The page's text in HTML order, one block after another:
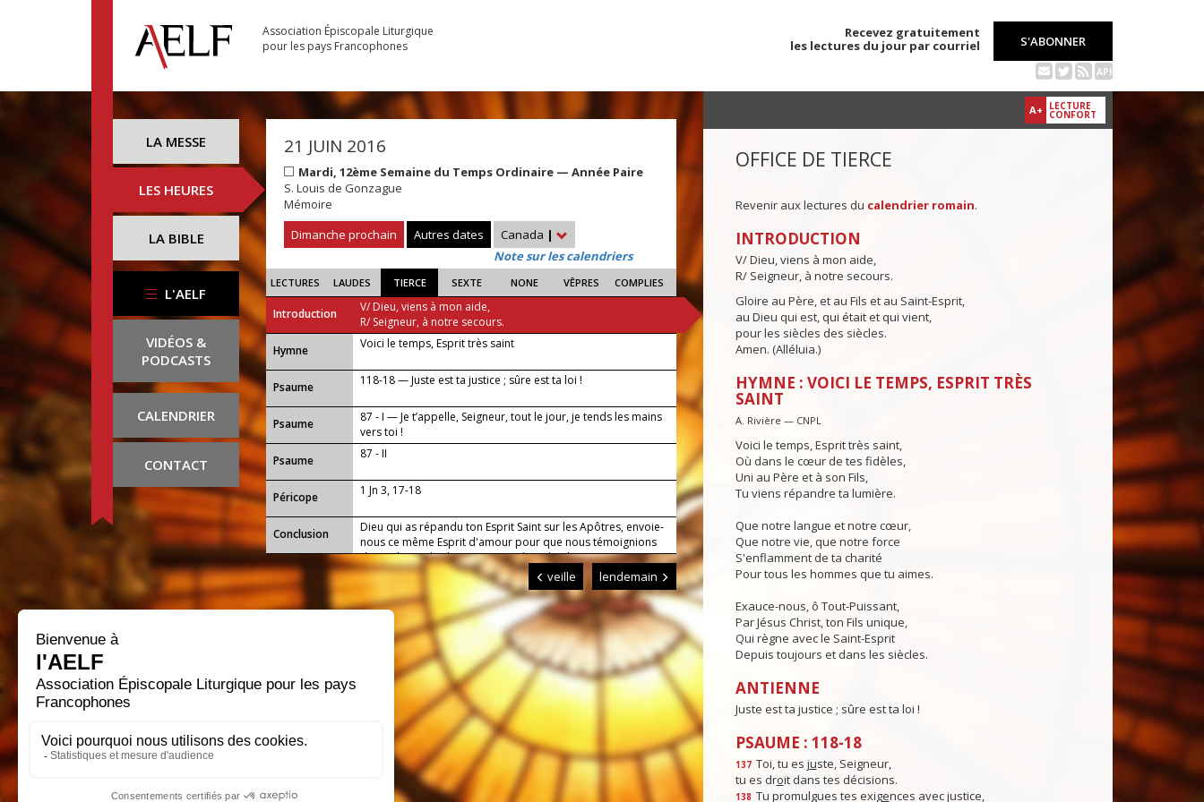
Association Épiscopale Liturgique
pour les pays Francophones
Recevez gratuitement
les lectures du jour par courriel
S'ABONNER
API
LA MESSE
LES HEURES
LA BIBLE
L'AELF
VIDÉOS &
PODCASTS
CALENDRIER
CONTACT
21 JUIN 2016
Mardi, 12ème Semaine du Temps Ordinaire — Année Paire
S. Louis de Gonzague
Mémoire
Dimanche prochain
Autres dates Canada |
Note sur les calendriers
LECTURES LAUDES TIERCE SEXTE NONE VÊPRES COMPLIES
Introduction
V/ Dieu, viens à mon aide,
R/ Seigneur, à notre secours.
...
Hymne Voici le temps, Esprit très saint
Psaume 118-18 — Juste est ta justice ; sûre est ta loi !
Psaume
87 - I — Je t’appelle, Seigneur, tout le jour, je tends les mains
vers toi !
Psaume
87 - II
Péricope 1 Jn 3, 17-18
Conclusion
Dieu qui as répandu ton Esprit Saint sur les Apôtres, envoie-
nous ce même Esprit d'amour pour que nous témoignions
de toi devant les hommes. Par Jésus, le Christ, notre
Seigneur. Amen.
veille lendemain
A+ LECTURE
CONFORT
OFFICE DE TIERCE
Revenir aux lectures du calendrier romain.
INTRODUCTION
V/ Dieu, viens à mon aide,
R/ Seigneur, à notre secours.
Gloire au Père, et au Fils et au Saint-Esprit,
au Dieu qui est, qui était et qui vient,
pour les siècles des siècles.
Amen. (Alléluia.)
HYMNE : VOICI LE TEMPS, ESPRIT TRÈS
SAINT
A. Rivière — CNPL
Voici le temps, Esprit très saint,
Où dans le cœur de tes fidèles,
Uni au Père et à son Fils,
Tu viens répandre ta lumière.
Que notre langue et notre cœur,
Que notre vie, que notre force
S'enflamment de ta charité
Pour tous les hommes que tu aimes.
Exauce-nous, ô Tout-Puissant,
Par Jésus Christ, ton Fils unique,
Qui règne avec le Saint-Esprit
Depuis toujours et dans les siècles.
ANTIENNE
Juste est ta justice ; sûre est ta loi !
PSAUME : 118-18
137 Toi, tu es juste, Seigneur,
tu es droit dans tes décisions.
138 Tu promulgues tes exigences avec justice,